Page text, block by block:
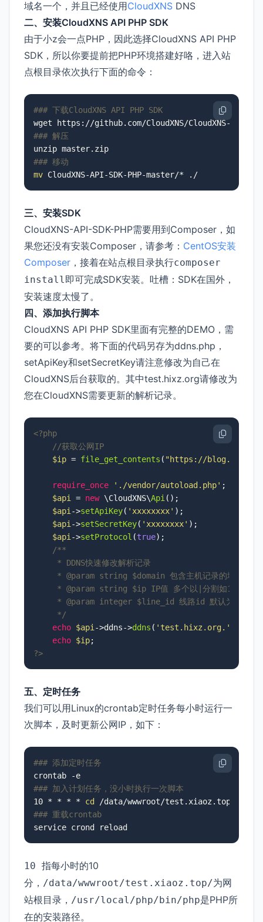
域名一个，并且已经使用CloudXNS DNS
二、安装CloudXNS API PHP SDK
由于小z会一点PHP，因此选择CloudXNS API PHP
SDK，所以你要提前把PHP环境搭建好咯，进入站
点根目录依次执行下面的命令：
### 下载CloudXNS API PHP SDK
### 解压
### 移动
mv
三、安装SDK
CloudXNS-API-SDK-PHP需要用到Composer，如
果您还没有安装Composer，请参考： CentOS安装
Composer ，接着在站点根目录执行composer
install即可完成SDK安装。吐槽：SDK在国外，
安装速度太慢了。
四、添加执行脚本
CloudXNS API PHP SDK里面有完整的DEMO，需
要的可以参考。将下面的代码另存为ddns.php，
setApiKey和setSecretKey请注意修改为自己在
CloudXNS后台获取的。其中test.hixz.org请修改为
您在CloudXNS需要更新的解析记录。
<?php
//获取公网IP
$ip = file_get_contents ( "https://
require_once './vendor/autoload.php' ;
$api = new \CloudXNS\Api();
$api->setApiKey( 'xxxxxxxx' );
$api->setSecretKey( 'xxxxxxxx' );
$api->setProtocol (true);
/**
     * DDNS快速修改解析记录
     *
@param string $domain 包含主机记录的域名
     *
@param string $ip IP值 多个以|分割如
     *
@param integer $line_id 线路id 默认为1，可
     */
echo $api->ddns->ddns ( 'test.hixz.org.'
echo $ip
?>
五、定时任务
我们可以用Linux的crontab定时任务每小时运行一
次脚本，及时更新公网IP，如下：
### 添加定时任务
### 加入计划任务，没小时执行一次脚本
10 * * * * cd
### 重载crontab
10 指每小时的10
分， /data/wwwroot/test.xiaoz.top/为网
站根目录， /usr/local/php/bin/php是PHP所
在的安装路径。